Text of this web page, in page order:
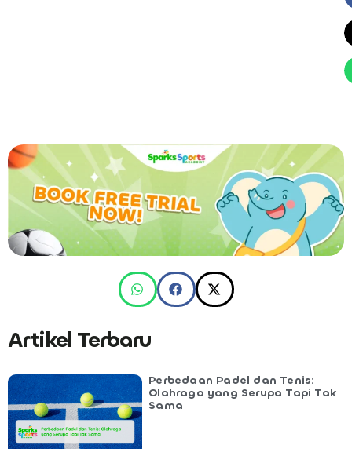
Artikel Terbaru
Perbedaan Padel dan Tenis:
Olahraga yang Serupa Tapi Tak
Sama